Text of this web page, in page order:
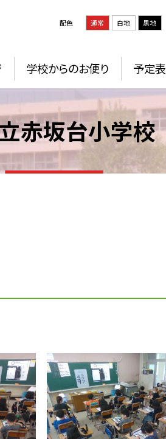
配色 通常 白地 黒地
学校からのお便り 予定表
赤坂台小学校